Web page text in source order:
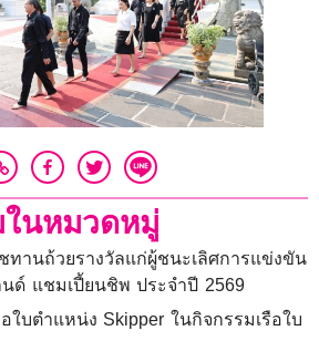
นหมวดหมู่
ทานถ้วยรางวัลแก่ผู้ชนะเลิศการแข่งขัน
ด์ แชมเปี้ยนชิพ ประจำปี 2569
อใบตำแหน่ง Skipper ในกิจกรรมเรือใบ